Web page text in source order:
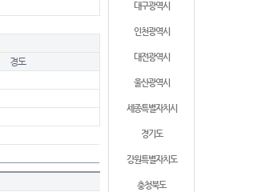
대구광역시
인천광역시
대전광역시
울산광역시
세종특별자치시
경기도
강원특별자치도
충청북도
경도